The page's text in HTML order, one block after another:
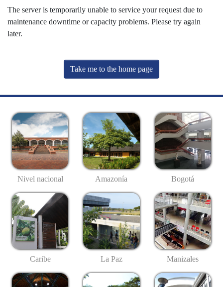
The server is temporarily unable to service your request due to
maintenance downtime or capacity problems. Please try again
later.
Take me to the home page
Nivel nacional Amazonía Bogotá
Caribe La Paz Manizales